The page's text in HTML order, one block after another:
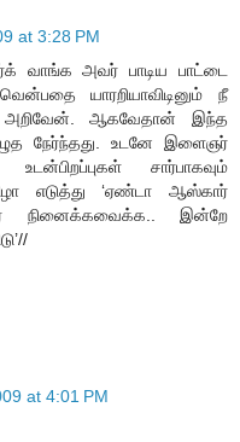
at 3:28 PM
வாங்க அவர் பாடிய பாட்டை
யாரறியாவிடினும் நீ
அறிவேன். ஆகவேதான் இந்த
நேர்ந்தது. உடனே இளைஞர்
சார்பாகவும்
எடுத்து ‘ஏண்டா ஆஸ்கார்
நினைக்கவைக்க.. இன்றே
at 4:01 PM